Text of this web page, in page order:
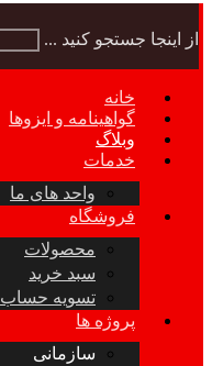
از اینجا جستجو کنید ...
خانه
گواهینامه و ایزوها
وبلاگ
خدمات
واحد های ما
فروشگاه
محصولات
سبد خرید
تسویه حساب
پروژه ها
سازمانی